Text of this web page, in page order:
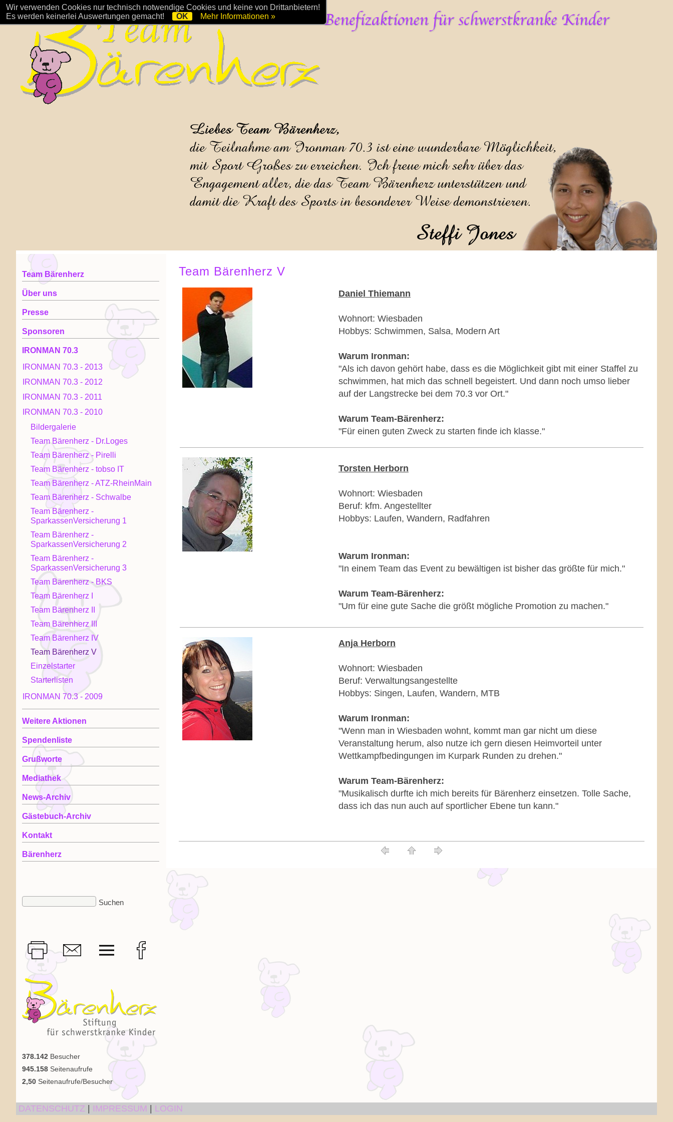
Team Bärenherz V
Daniel Thiemann
Wohnort: Wiesbaden
Hobbys: Schwimmen, Salsa, Modern Art
Warum Ironman:
"Als ich davon gehört habe, dass es die Möglichkeit gibt mit einer Staffel zu
schwimmen, hat mich das schnell begeistert. Und dann noch umso lieber
auf der Langstrecke bei dem 70.3 vor Ort."
Warum Team-Bärenherz:
"Für einen guten Zweck zu starten finde ich klasse."
Torsten Herborn
Wohnort: Wiesbaden
Beruf: kfm. Angestellter
Hobbys: Laufen, Wandern, Radfahren
Warum Ironman:
"In einem Team das Event zu bewältigen ist bisher das größte für mich."
Warum Team-Bärenherz:
"Um für eine gute Sache die größt mögliche Promotion zu machen."
Anja Herborn
Wohnort: Wiesbaden
Beruf: Verwaltungsangestellte
Hobbys: Singen, Laufen, Wandern, MTB
Warum Ironman:
"Wenn man in Wiesbaden wohnt, kommt man gar nicht um diese
Veranstaltung herum, also nutze ich gern diesen Heimvorteil unter
Wettkampfbedingungen im Kurpark Runden zu drehen."
Warum Team-Bärenherz:
"Musikalisch durfte ich mich bereits für Bärenherz einsetzen. Tolle Sache,
dass ich das nun auch auf sportlicher Ebene tun kann."
Team Bärenherz
Über uns
Presse
Sponsoren
IRONMAN 70.3
IRONMAN 70.3 - 2013
IRONMAN 70.3 - 2012
IRONMAN 70.3 - 2011
IRONMAN 70.3 - 2010
Bildergalerie
Team Bärenherz - Dr.Loges
Team Bärenherz - Pirelli
Team Bärenherz - tobso IT
Team Bärenherz - ATZ-RheinMain
Team Bärenherz - Schwalbe
Team Bärenherz -
SparkassenVersicherung 1
Team Bärenherz -
SparkassenVersicherung 2
Team Bärenherz -
SparkassenVersicherung 3
Team Bärenherz - BKS
Team Bärenherz I
Team Bärenherz II
Team Bärenherz III
Team Bärenherz IV
Team Bärenherz V
Einzelstarter
Starterlisten
IRONMAN 70.3 - 2009
Weitere Aktionen
Spendenliste
Grußworte
Mediathek
News-Archiv
Gästebuch-Archiv
Kontakt
Bärenherz
378.142 Besucher
945.158 Seitenaufrufe
2,50 Seitenaufrufe/Besucher
DATENSCHUTZ IMPRESSUM LOGIN
Wir verwenden Cookies nur technisch notwendige Cookies und keine von Drittanbietern!
Es werden keinerlei Auswertungen gemacht!
OK Mehr Informationen »